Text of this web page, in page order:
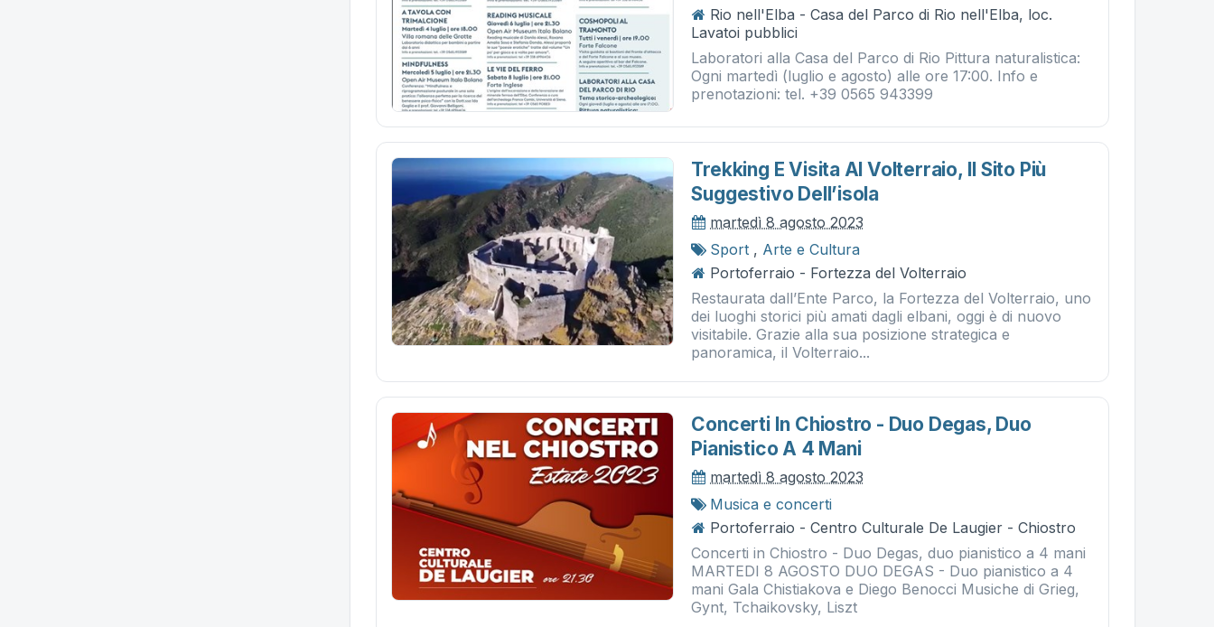
Rio nell'Elba - Casa del Parco di Rio nell'Elba, loc.
Lavatoi pubblici
Laboratori alla Casa del Parco di Rio Pittura naturalistica:
Ogni martedì (luglio e agosto) alle ore 17:00. Info e
prenotazioni: tel. +39 0565 943399
Trekking E Visita Al Volterraio, Il Sito Più
Suggestivo Dell’isola
martedì 8 agosto 2023
Sport , Arte e Cultura
Portoferraio - Fortezza del Volterraio
Restaurata dall’Ente Parco, la Fortezza del Volterraio, uno
dei luoghi storici più amati dagli elbani, oggi è di nuovo
visitabile. Grazie alla sua posizione strategica e
panoramica, il Volterraio...
Concerti In Chiostro - Duo Degas, Duo
Pianistico A 4 Mani
martedì 8 agosto 2023
Musica e concerti
Portoferraio - Centro Culturale De Laugier - Chiostro
Concerti in Chiostro - Duo Degas, duo pianistico a 4 mani
MARTEDI 8 AGOSTO DUO DEGAS - Duo pianistico a 4
mani Gala Chistiakova e Diego Benocci Musiche di Grieg,
Gynt, Tchaikovsky, Liszt